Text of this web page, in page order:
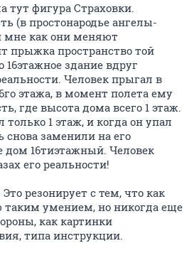
тут фигура Страховки.
(в простонародье ангелы-
мне как они меняют
прыжка пространство той
16этажное здание вдруг
Человек прыгал в
этажа, в момент полета ему
где высота дома всего 1 этаж.
только 1 этаж, и когда он упал
снова заменили на его
дом 16тиэтажный. Человек
его реальности!
резонирует с тем, что как
таким умением, но никогда еще
как картинки
типа инструкции.